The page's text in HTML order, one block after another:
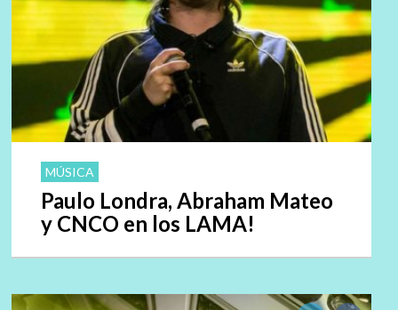
MÚSICA
Paulo Londra, Abraham Mateo
y CNCO en los LAMA!